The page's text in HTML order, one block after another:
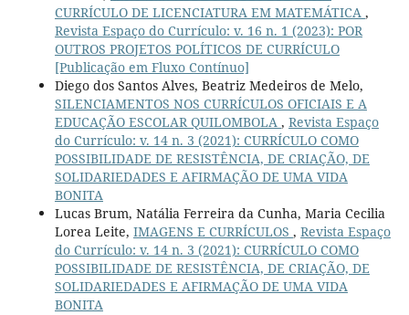
CURRÍCULO DE LICENCIATURA EM MATEMÁTICA ,
Revista Espaço do Currículo: v. 16 n. 1 (2023): POR
OUTROS PROJETOS POLÍTICOS DE CURRÍCULO
[Publicação em Fluxo Contínuo]
Diego dos Santos Alves, Beatriz Medeiros de Melo,
SILENCIAMENTOS NOS CURRÍCULOS OFICIAIS E A
EDUCAÇÃO ESCOLAR QUILOMBOLA , Revista Espaço
do Currículo: v. 14 n. 3 (2021): CURRÍCULO COMO
POSSIBILIDADE DE RESISTÊNCIA, DE CRIAÇÃO, DE
SOLIDARIEDADES E AFIRMAÇÃO DE UMA VIDA
BONITA
Lucas Brum, Natália Ferreira da Cunha, Maria Cecilia
Lorea Leite, IMAGENS E CURRÍCULOS , Revista Espaço
do Currículo: v. 14 n. 3 (2021): CURRÍCULO COMO
POSSIBILIDADE DE RESISTÊNCIA, DE CRIAÇÃO, DE
SOLIDARIEDADES E AFIRMAÇÃO DE UMA VIDA
BONITA